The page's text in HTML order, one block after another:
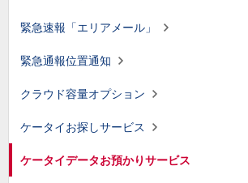
緊急速報「エリアメール」
緊急通報位置通知
クラウド容量オプション
ケータイお探しサービス
ケータイデータお預かりサービス